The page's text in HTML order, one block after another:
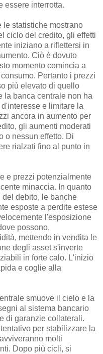
essere interrotta.
le statistiche mostrano
ciclo del credito, gli effetti
iniziano a riflettersi in
Ciò è dovuto
momento comincia a
Pertanto i prezzi
più elevato di quello
la banca centrale non ha
e limitare la
ancora in aumento per
gli aumenti moderati
o nessun effetto. Di
rialzati fino al punto in
e prezzi potenzialmente
minaccia. In quanto
debito, le banche
esposte a perdite estese
l'esposizione
possono,
mettendo in vendita le
degli asset s'inverte
in forte calo. L'inizio
e coglie alla
smuove il cielo e la
al sistema bancario
di garanzie collaterali.
per stabilizzare la
molti
Dopo più cicli, si